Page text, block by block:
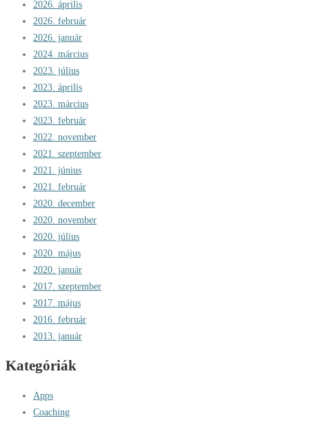
2026. április
2026. február
2026. január
2024. március
2023. július
2023. április
2023. március
2023. február
2022. november
2021. szeptember
2021. június
2021. február
2020. december
2020. november
2020. július
2020. május
2020. január
2017. szeptember
2017. május
2016. február
2013. január
Kategóriák
Apps
Coaching